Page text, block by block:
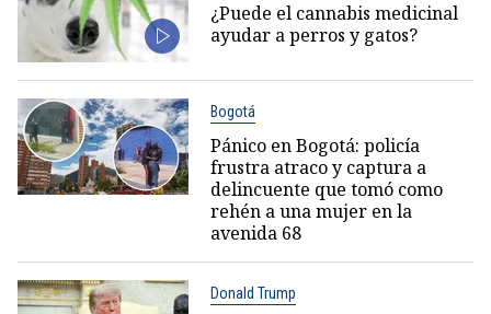
¿Puede el cannabis medicinal
ayudar a perros y gatos?
Bogotá
Pánico en Bogotá: policía
frustra atraco y captura a
delincuente que tomó como
rehén a una mujer en la
avenida 68
Donald Trump